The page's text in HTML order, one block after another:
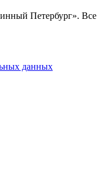
Петербург». Все
данных